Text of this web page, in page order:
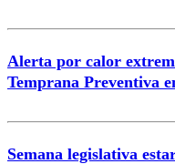
Alerta por calor
Temprana Preventiva
Semana legislativa